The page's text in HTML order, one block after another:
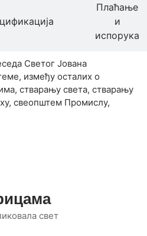
Плаћање
и
испорука
Светог Јована
између осталих о
стварању света, стварању
свеопштем Промислу,
свет